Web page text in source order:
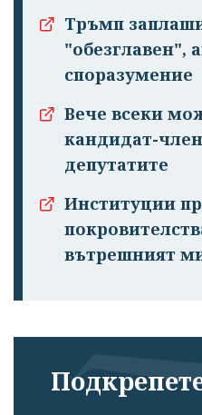
Тръмп
"обезглавен",
споразумение
Вече всеки
кандидат-
депутатите
Институции
вътрешният